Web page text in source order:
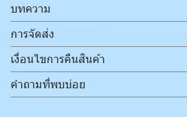
บทความ
การจัดส่ง
เงื่อนไขการคืนสินค้า
คำถามที่พบบ่อย